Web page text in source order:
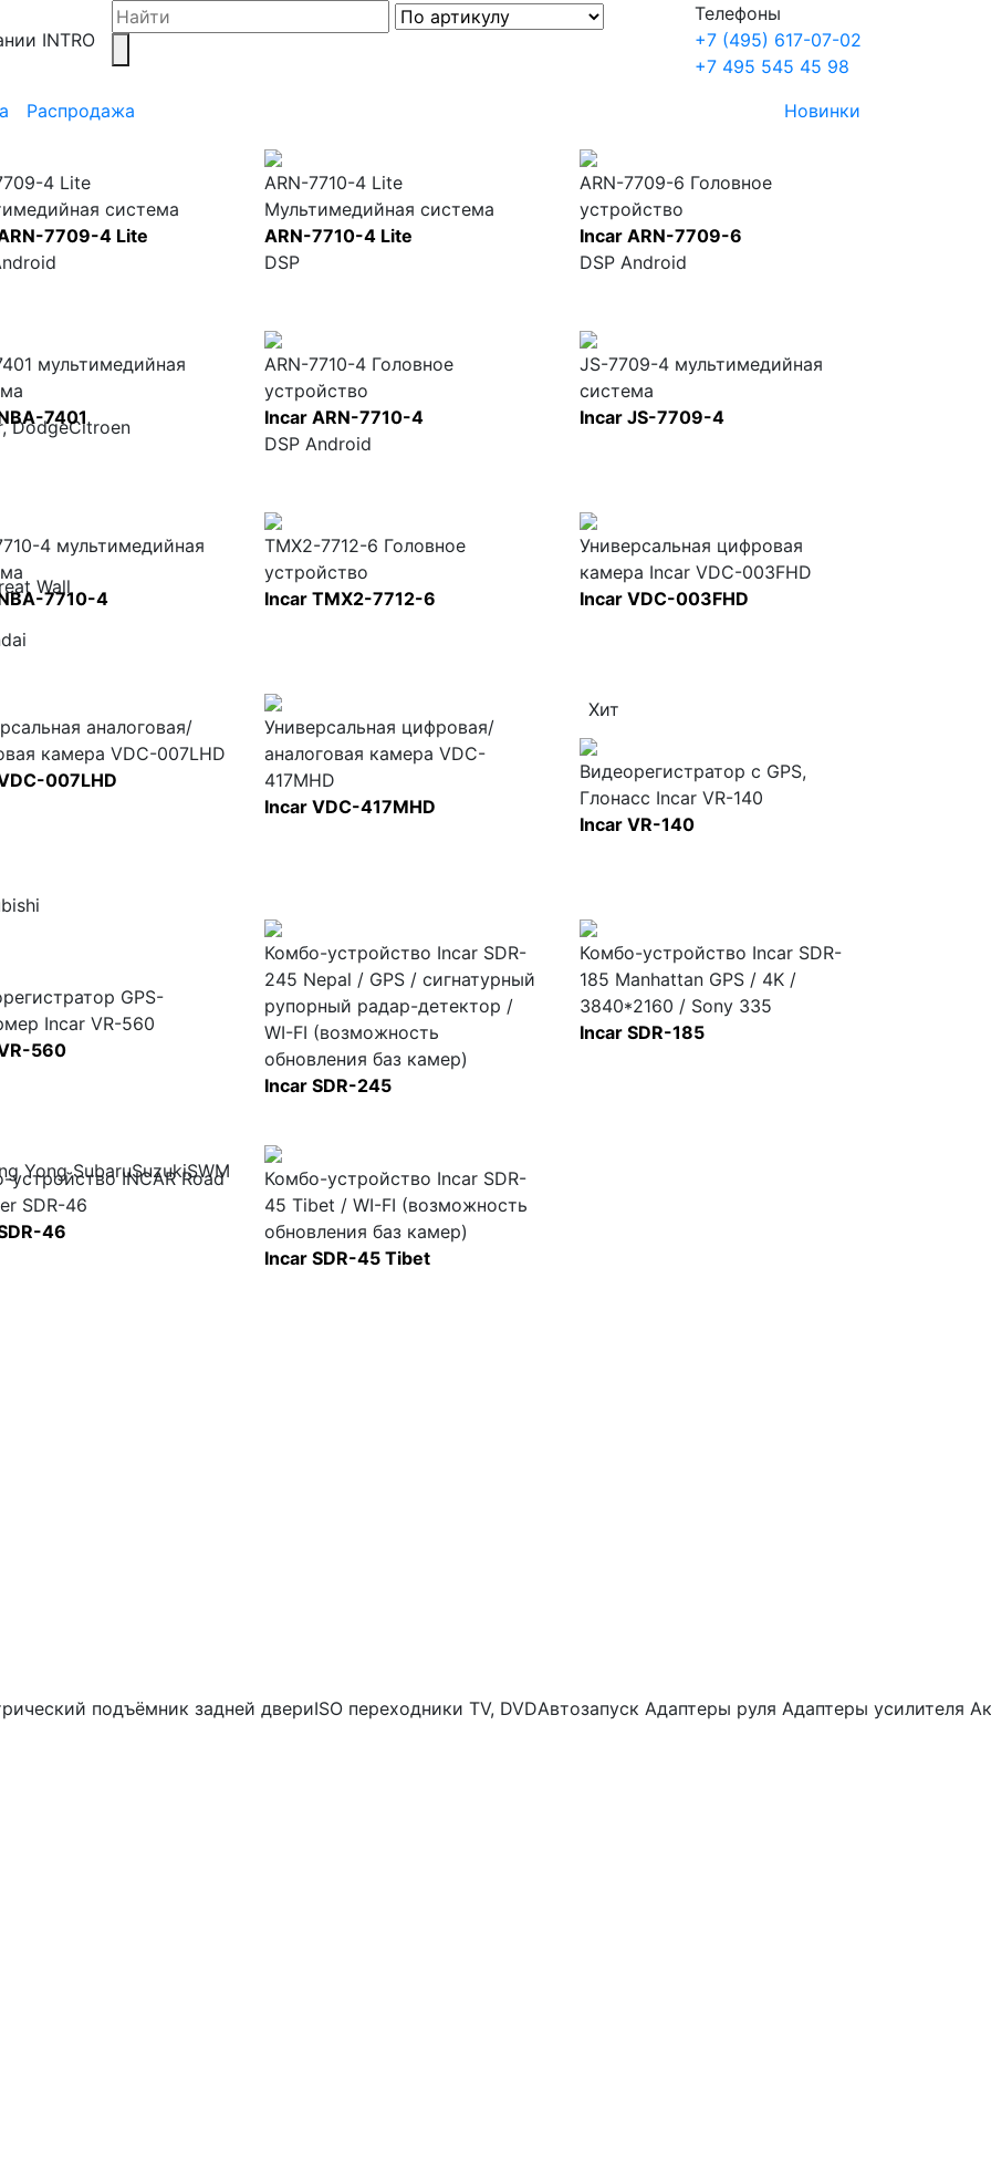
INTRO
Телефоны
+7 (495) 617-07-02
+7 495 545 45 98
Распродажа Новинки
DodgeCitroen
Wall
YongSubaruSuzukiSWM
подъёмник задней двериISO переходники TV, DVDАвтозапуск Адаптеры руля Адаптеры усилителя
4 Lite
система
7709-4 Lite
ARN-7710-4 Lite
Мультимедийная система
ARN-7710-4 Lite
DSP
ARN-7709-6 Головное
устройство
Incar ARN-7709-6
DSP Android
мультимедийная
7401
ARN-7710-4 Головное
устройство
Incar ARN-7710-4
DSP Android
JS-7709-4 мультимедийная
система
Incar JS-7709-4
4 мультимедийная
7710-4
TMX2-7712-6 Головное
устройство
Incar TMX2-7712-6
Универсальная цифровая
камера Incar VDC-003FHD
Incar VDC-003FHD
аналоговая/
камера VDC-007LHD
007LHD
Универсальная цифровая/
аналоговая камера VDC-
417MHD
Incar VDC-417MHD
Хит
Видеорегистратор с GPS,
Глонасс Incar VR-140
Incar VR-140
GPS-
Incar VR-560
560
Комбо-устройство Incar SDR-
245 Nepal / GPS / сигнатурный
рупорный радар-детектор /
WI-FI (возможность
обновления баз камер)
Incar SDR-245
Комбо-устройство Incar SDR-
185 Manhattan GPS / 4K /
3840*2160 / Sony 335
Incar SDR-185
устройство INCAR Road
SDR-46
46
Комбо-устройство Incar SDR-
45 Tibet / WI-FI (возможность
обновления баз камер)
Incar SDR-45 Tibet